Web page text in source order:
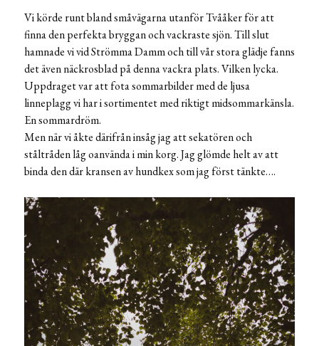
Vi körde runt bland småvägarna utanför Tvååker för att
finna den perfekta bryggan och vackraste sjön. Till slut
hamnade vi vid Strömma Damm och till vår stora glädje fanns
det även näckrosblad på denna vackra plats. Vilken lycka.
Uppdraget var att fota sommarbilder med de ljusa
linneplagg vi har i sortimentet med riktigt midsommarkänsla.
En sommardröm.
Men när vi åkte därifrån insåg jag att sekatören och
ståltråden låg oanvända i min korg. Jag glömde helt av att
binda den där kransen av hundkex som jag först tänkte….